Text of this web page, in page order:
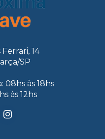
14
SP
08hs às 18hs
às 12hs